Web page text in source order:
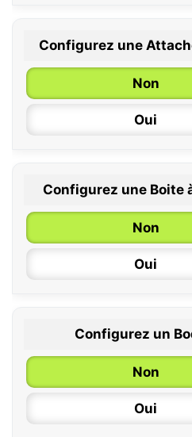
0 / 6
6 / 36
Configurez une
Non
Oui
Configurez une Boite
Non
Oui
Configurez un
Non
Oui